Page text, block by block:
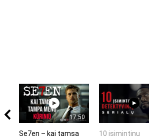
17:50
Se7en – kai tamsa 10 įsimintinų